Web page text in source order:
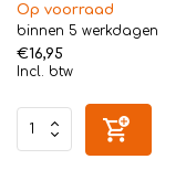
Op voorraad
binnen 5 werkdagen
€16,95
Incl. btw